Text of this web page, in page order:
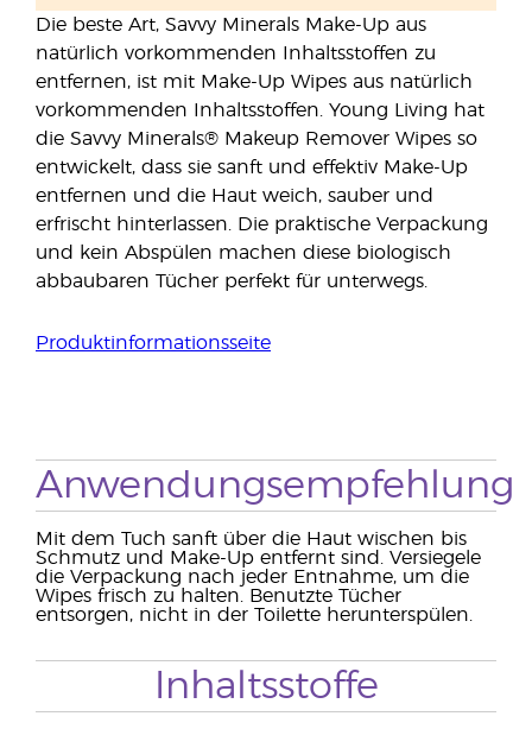
Die beste Art, Savvy Minerals Make-Up aus
natürlich vorkommenden Inhaltsstoffen zu
entfernen, ist mit Make-Up Wipes aus natürlich
vorkommenden Inhaltsstoffen. Young Living hat
die Savvy Minerals® Makeup Remover Wipes so
entwickelt, dass sie sanft und effektiv Make-Up
entfernen und die Haut weich, sauber und
erfrischt hinterlassen. Die praktische Verpackung
und kein Abspülen machen diese biologisch
abbaubaren Tücher perfekt für unterwegs.
Produktinformationsseite
Anwendungsempfehlung
Mit dem Tuch sanft über die Haut wischen bis
Schmutz und Make-Up entfernt sind. Versiegele
die Verpackung nach jeder Entnahme, um die
Wipes frisch zu halten. Benutzte Tücher
entsorgen, nicht in der Toilette herunterspülen.
Inhaltsstoffe